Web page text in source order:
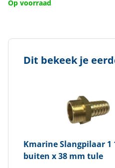
Op voorraad
Dit bekeek je
KmarineSlangpilaar 1
buiten x 38 mm tule